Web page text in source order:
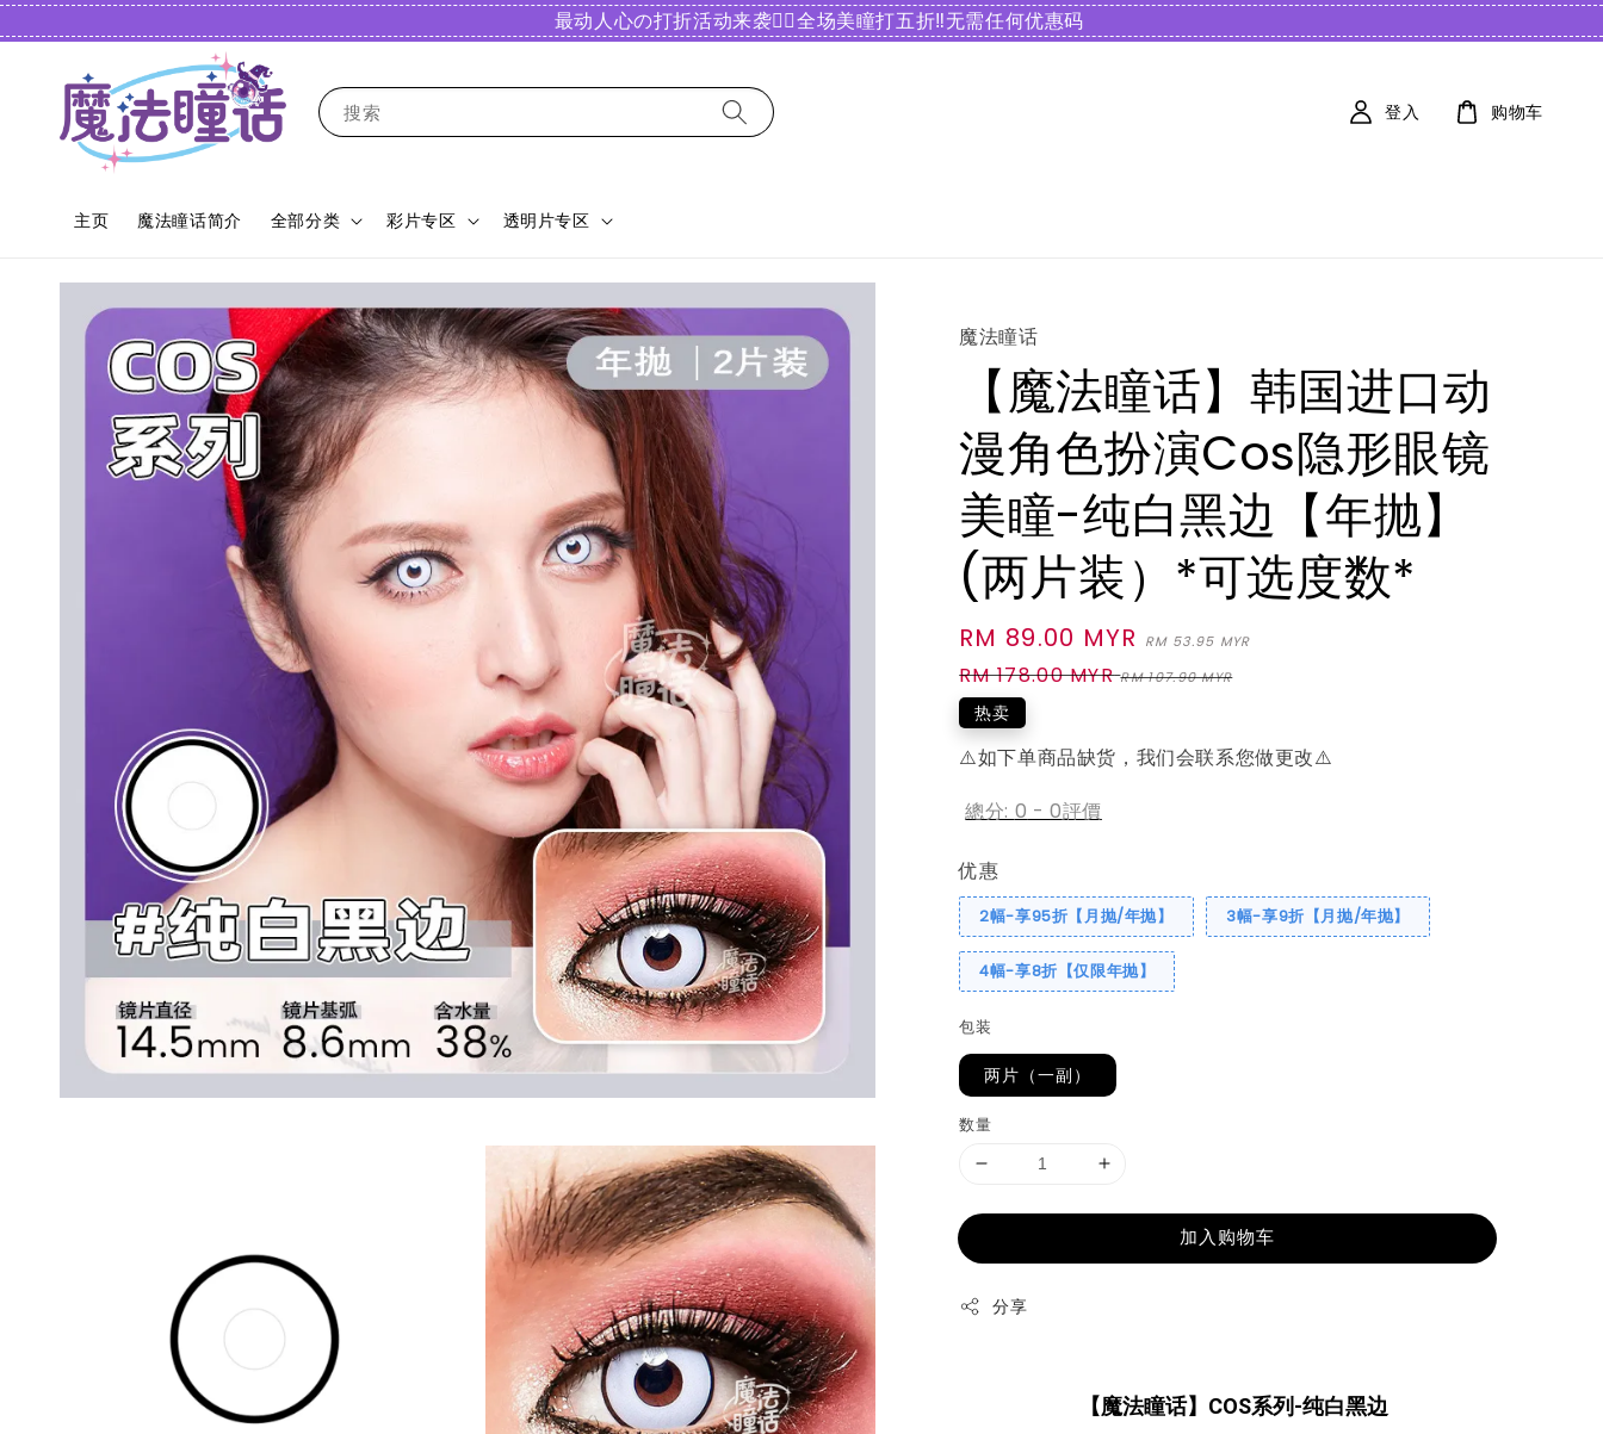
最动人心の打折活动来袭❤️‍🔥全场美瞳打五折‼️无需任何优惠码️
搜索
主页 魔法瞳话简介 全部分类 彩片专区 透明片专区
登入 购物车
魔法瞳话
【魔法瞳话】韩国进口动
漫角色扮演Cos隐形眼镜
美瞳-纯白黑边【年抛】
(两片装）*可选度数*
Sale
price
RM 89.00 MYR RM 53.95 MYR
RM 178.00 MYR RM 107.90 MYR
热卖
⚠️如下单商品缺货，我们会联系您做更改⚠️
總分: 0 -0評價
优惠
2幅-享95折【月抛/年抛】 3幅-享9折【月抛/年抛】
4幅-享8折【仅限年抛】
包装
两片（一副）
数量
加入购物车
分享
【魔法瞳话】COS系列-纯白黑边